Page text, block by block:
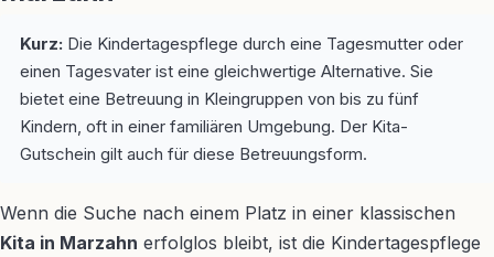
Kurz: Die Kindertagespflege durch eine Tagesmutter oder
einen Tagesvater ist eine gleichwertige Alternative. Sie
bietet eine Betreuung in Kleingruppen von bis zu fünf
Kindern, oft in einer familiären Umgebung. Der Kita-
Gutschein gilt auch für diese Betreuungsform.
Wenn die Suche nach einem Platz in einer klassischen
Kita in Marzahn erfolglos bleibt, ist die Kindertagespflege